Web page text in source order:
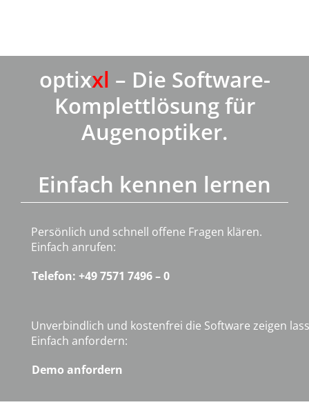
optixxl – Die Software-
Komplettlösung für
Augenoptiker.
Einfach kennen lernen
Persönlich und schnell offene Fragen klären.
Einfach anrufen:
Telefon: +49 7571 7496 – 0
Unverbindlich und kostenfrei die Software zeigen
Einfach anfordern:
Demo anfordern